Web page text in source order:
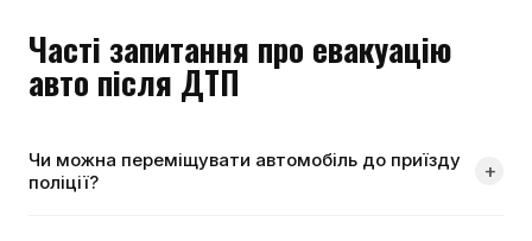
Часті запитання про евакуацію
авто після ДТП
Чи можна переміщувати автомобіль до приїзду
поліції?
+